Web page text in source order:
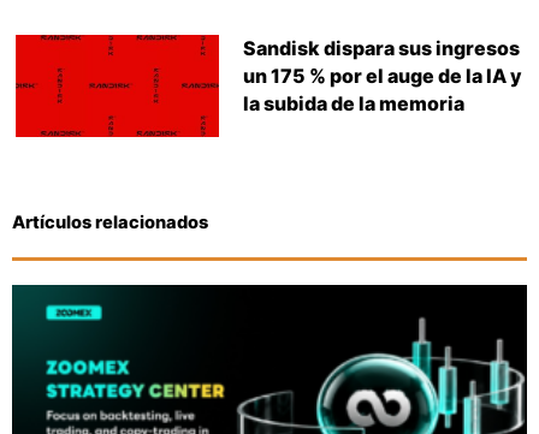
Sandisk dispara sus ingresos
un 175 % por el auge de la IA y
la subida de la memoria
Artículos relacionados